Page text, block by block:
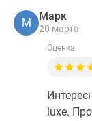
М
Марк
20 марта
Оценка:
luxe.